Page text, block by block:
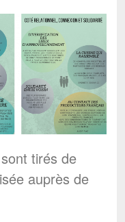
tirés de
auprès de